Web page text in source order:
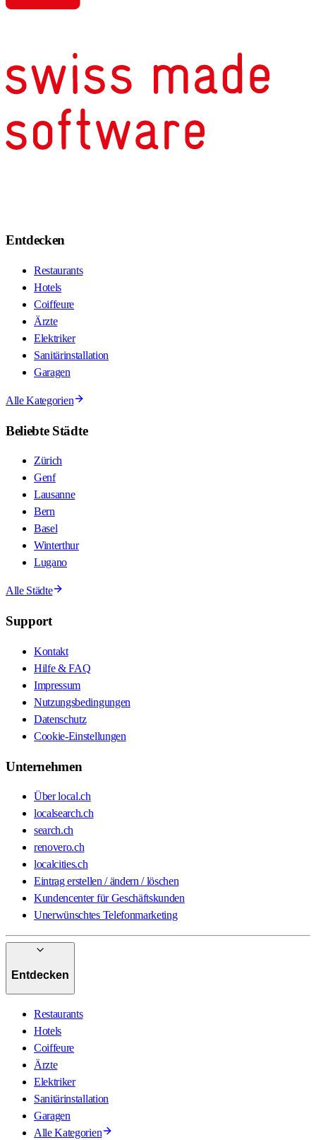
Entdecken
Restaurants
Hotels
Coiffeure
Ärzte
Elektriker
Sanitärinstallation
Garagen
Alle Kategorien
Beliebte Städte
Zürich
Genf
Lausanne
Bern
Basel
Winterthur
Lugano
Alle Städte
Support
Kontakt
Hilfe & FAQ
Impressum
Nutzungsbedingungen
Datenschutz
Cookie-Einstellungen
Unternehmen
Über local.ch
localsearch.ch
search.ch
renovero.ch
localcities.ch
Eintrag erstellen / ändern / löschen
Kundencenter für Geschäftskunden
Unerwünschtes Telefonmarketing
Entdecken
Restaurants
Hotels
Coiffeure
Ärzte
Elektriker
Sanitärinstallation
Garagen
Alle Kategorien